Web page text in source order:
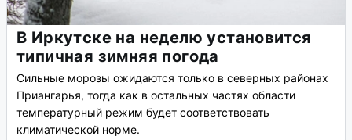
В Иркутске на неделю установится
типичная зимняя погода
Сильные морозы ожидаются только в северных районах
Приангарья, тогда как в остальных частях области
температурный режим будет соответствовать
климатической норме.